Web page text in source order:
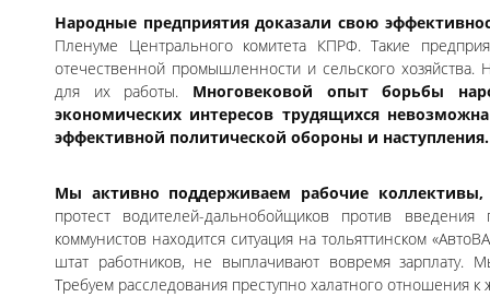
Народные предприятия доказали свою
Пленуме Центрального комитета КПРФ. Такие
отечественной промышленности и сельского
для их работы. Многовековой опыт борьбы
экономических интересов трудящихся
эффективной политической обороны и наступления.
Мы активно поддерживаем рабочие
протест водителей-дальнобойщиков против
коммунистов находится ситуация на тольяттинском
штат работников, не выплачивают вовремя зарплату.
Требуем расследования преступно халатного отношения к